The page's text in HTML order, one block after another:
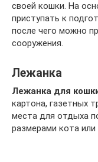
своей кошки. На
приступать к
после чего можно
сооружения.
Лежанка
Лежанка для
картона, газетных
места для отдыха
размерами кота